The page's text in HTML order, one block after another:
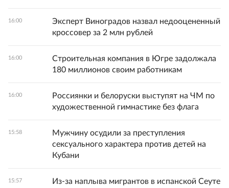
16:00
Эксперт Виноградов назвал недооцененный
кроссовер за 2 млн рублей
16:00
Строительная компания в Югре задолжала
180 миллионов своим работникам
16:00
Россиянки и белоруски выступят на ЧМ по
художественной гимнастике без флага
15:58
Мужчину осудили за преступления
сексуального характера против детей на
Кубани
15:57
Из-за наплыва мигрантов в испанской Сеуте